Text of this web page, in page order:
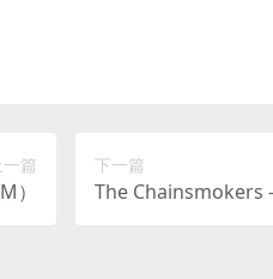
一篇
）
下一篇
The Chainsmokers